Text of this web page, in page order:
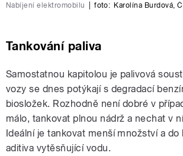
Nabíjení elektromobilu foto: Karolína Burdová ,
Tankování paliva
Samostatnou kapitolou je palivová
vozy se dnes potýkají s degradací
biosložek. Rozhodně není dobré v
málo, tankovat plnou nádrž a nechat v
Ideální je tankovat menší množství a do
aditiva vytěsňující vodu.